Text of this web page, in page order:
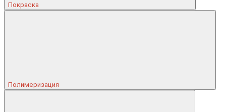
Покраска
Полимеризация